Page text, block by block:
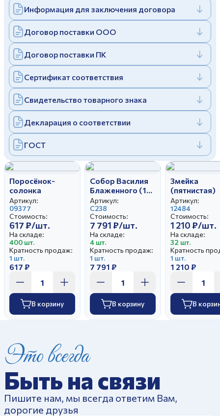
Отправить
Заполняя и отправляя форму, вы соглашаетесь
cполитикой конфиденциальности
Заполняя и отправляя форму, вы соглашаетесь
cполитикой конфиденциальности
Дулевский фарфоровый завод ©
Политика конфиденциальности
Информация для заключения договора
Договор поставки ООО
Договор поставки ПК
Сертификат соответствия
Свидетельство товарного знака
Декларация о соответствии
ГОСТ
Поросёнок-
солонка
Артикул:
09377
Стоимость:
617 ₽/шт.
На складе:
400 шт.
Кратность продаж:
1 шт.
617 ₽
В корзину
Собор Василия
Блаженного (1
категория)
Артикул:
С238
Стоимость:
7 791 ₽/шт.
На складе:
4 шт.
Кратность продаж:
1 шт.
7 791 ₽
В корзину
Змейка
(пятнистая)
Артикул:
12484
Стоимость:
1 210 ₽/шт.
На складе:
32 шт.
Кратность
1 шт.
1 210 ₽
В
Это всегда
Быть на связи
Пишите нам, мы всегда ответим Вам,
дорогие друзья